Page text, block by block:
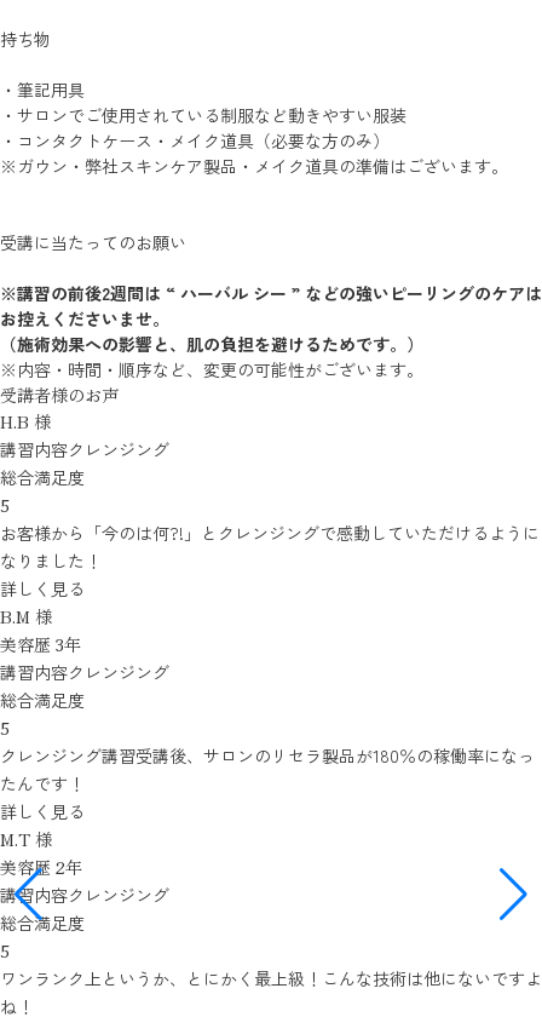
持ち物
・筆記用具
・サロンでご使用されている制服など動きやすい服装
・コンタクトケース・メイク道具（必要な方のみ）
※ガウン・弊社スキンケア製品・メイク道具の準備はございます。
受講に当たってのお願い
※講習の前後2週間は “ ハーバル シー ” などの強いピーリングのケアは
お控えくださいませ。
（施術効果への影響と、肌の負担を避けるためです。）
※内容・時間・順序など、変更の可能性がございます。
受講者様のお声
H.B 様
講習内容クレンジング
総合満足度
5
お客様から「今のは何?!」とクレンジングで感動していただけるように
なりました！
詳しく見る
B.M 様
美容歴 3年
講習内容クレンジング
総合満足度
5
クレンジング講習受講後、サロンのリセラ製品が180％の稼働率になっ
たんです！
詳しく見る
M.T 様
美容歴 2年
講習内容クレンジング
総合満足度
5
ワンランク上というか、とにかく最上級！こんな技術は他にないですよ
ね！